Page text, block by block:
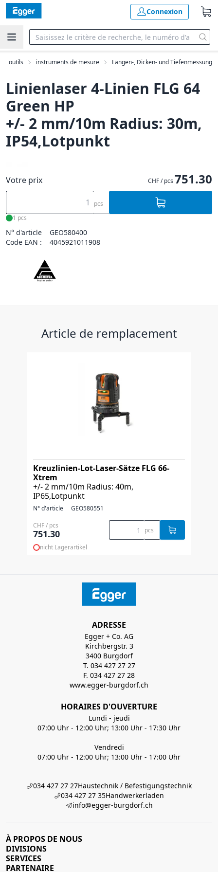
Connexion
outils instruments de mesure Längen-, Dicken- und Tiefenmessung
Linienlaser 4-Linien FLG 64
Green HP
+/- 2 mm/10m Radius: 30m,
IP54,Lotpunkt
Votre prix CHF / pcs 751.30
pcs
1 pcs
N° d'article
GEO580400
Code EAN :
4045921011908
Article de remplacement
Kreuzlinien-Lot-Laser-Sätze FLG 66-
Xtrem
+/- 2 mm/10m Radius: 40m,
IP65,Lotpunkt
N° d'article GEO580551
CHF / pcs
751.30 pcs
nicht Lagerartikel
ADRESSE
Egger + Co. AG
Kirchbergstr. 3
3400 Burgdorf
T. 034 427 27 27
F. 034 427 27 28
www.egger-burgdorf.ch
HORAIRES D'OUVERTURE
Lundi - jeudi
07:00 Uhr - 12:00 Uhr; 13:00 Uhr - 17:30 Uhr
Vendredi
07:00 Uhr - 12:00 Uhr; 13:00 Uhr - 17:00 Uhr
034 427 27 27Haustechnik / Befestigungstechnik
034 427 27 35Handwerkerladen
info@egger-burgdorf.ch
À PROPOS DE NOUS
DIVISIONS
SERVICES
PARTENAIRE